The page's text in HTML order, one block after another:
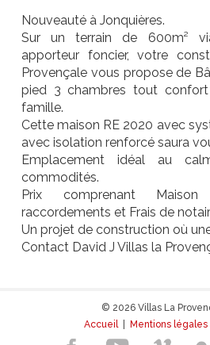
Nouveauté à Jonquières.
Sur un terrain de 600m²
apporteur foncier, votre
Provençale vous propose de
pied 3 chambres tout
famille.
Cette maison RE 2020 avec
avec isolation renforcé saura
Emplacement idéal au
commodités.
Prix comprenant
raccordements et Frais de
Un projet de construction où
Contact David J Villas la
© 2026 Villas La
Accueil| Mentions légales